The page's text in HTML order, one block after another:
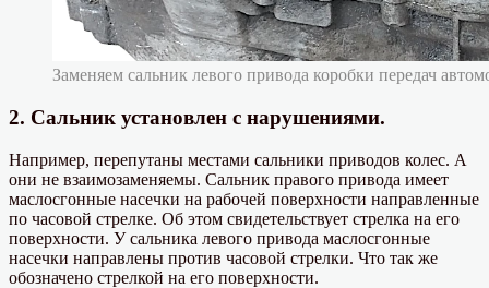
Заменяем сальник левого привода коробки передач
2. Сальник установлен с нарушениями.
Например, перепутаны местами сальники приводов колес. А
они не взаимозаменяемы. Сальник правого привода имеет
маслосгонные насечки на рабочей поверхности направленные
по часовой стрелке. Об этом свидетельствует стрелка на его
поверхности. У сальника левого привода маслосгонные
насечки направлены против часовой стрелки. Что так же
обозначено стрелкой на его поверхности.